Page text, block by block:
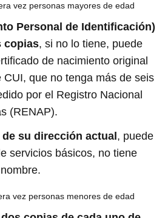
vez personas mayores de edad
Personal de Identificación)
copias, si no lo tiene, puede
de nacimiento original
CUI, que no tenga más de seis
por el Registro Nacional
(RENAP).
su dirección actual , puede
servicios básicos, no tiene
vez personas menores de edad